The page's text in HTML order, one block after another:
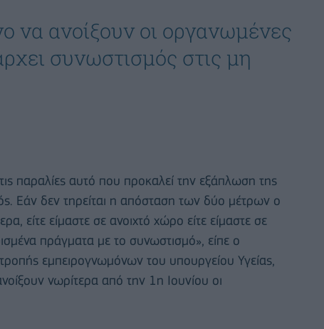
να ανοίξουν οι οργανωμένες
συνωστισμός στις μη
παραλίες αυτό που προκαλεί την εξάπλωση της
Εάν δεν τηρείται η απόσταση των δύο μέτρων ο
είτε είμαστε σε ανοιχτό χώρο είτε είμαστε σε
πράγματα με το συνωστισμό», είπε ο
εμπειρογνωμόνων του υπουργείου Υγείας,
νωρίτερα από την 1η Ιουνίου οι